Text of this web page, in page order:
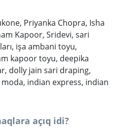
açıq idi?